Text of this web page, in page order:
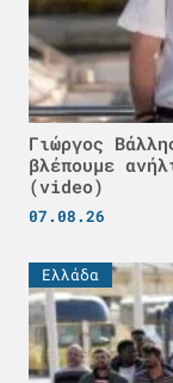
Γιώργος
βλέπουμε
(video)
07.08.26
Ελλάδα